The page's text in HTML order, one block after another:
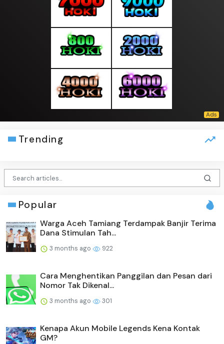
Trending
Popular
Warga Aceh Tamiang Terdampak Banjir Terima
Dana Stimulan Tah...
3 months ago 922
Cara Menghentikan Panggilan dan Pesan dari
Nomor Tak Dikenal...
3 months ago 301
Kenapa Akun Mobile Legends Kena Kontak
GM?